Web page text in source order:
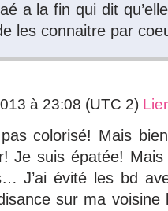
a la fin qui dit
les connaitre par
à 23:08 (UTC 2)
colorisé! Mais
Je suis épatée!
J’ai évité les bd
sur ma